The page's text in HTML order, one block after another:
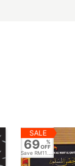
SALE
69
%
OFF
Save RM11.00